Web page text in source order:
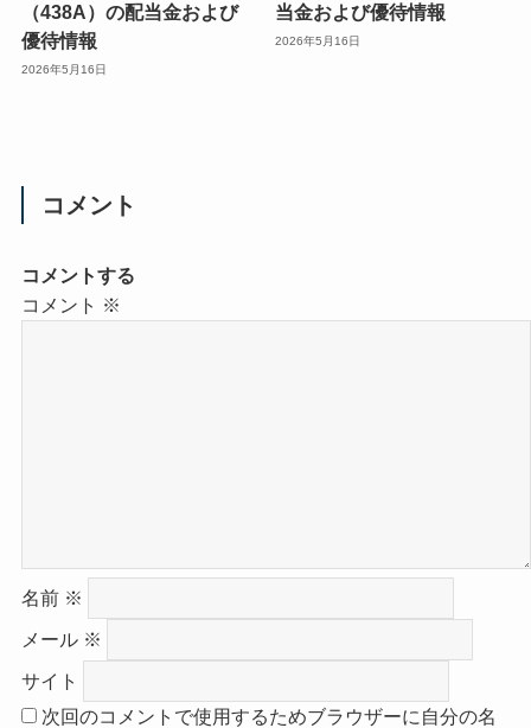
（438A）の配当金および
優待情報
2026年5月16日
当金および優待情報
2026年5月16日
コメント
コメントする
コメント ※
名前 ※
メール ※
サイト
次回のコメントで使用するためブラウザーに自分の名